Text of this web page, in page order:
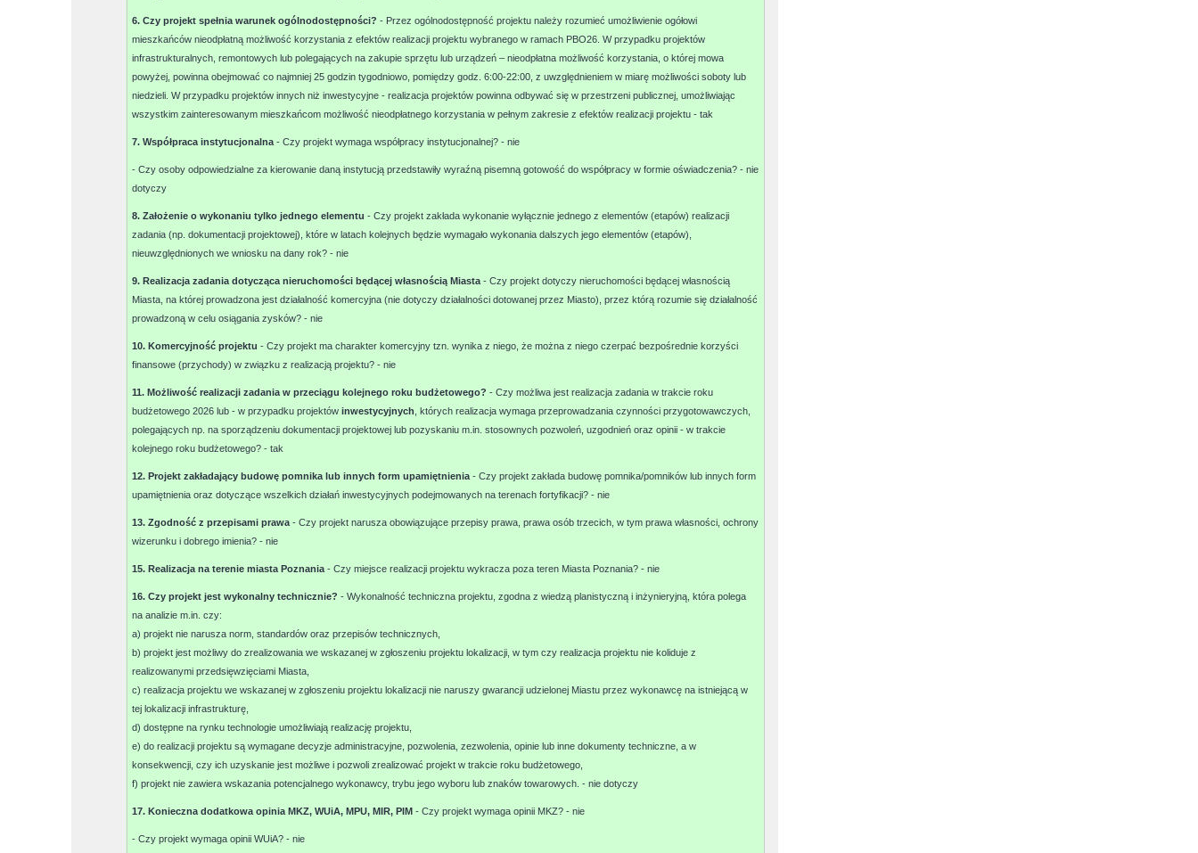
6. Czy projekt spełnia warunek ogólnodostępności?- Przez ogólnodostępność projektu należy rozumieć umożliwienie ogółowi
mieszkańców nieodpłatną możliwość korzystania z efektów realizacji projektu wybranego w ramach PBO26. W przypadku projektów
infrastrukturalnych, remontowych lub polegających na zakupie sprzętu lub urządzeń – nieodpłatna możliwość korzystania, o której mowa
powyżej, powinna obejmować co najmniej 25 godzin tygodniowo, pomiędzy godz. 6:00-22:00, z uwzględnieniem w miarę możliwości soboty lub
niedzieli. W przypadku projektów innych niż inwestycyjne - realizacja projektów powinna odbywać się w przestrzeni publicznej, umożliwiając
wszystkim zainteresowanym mieszkańcom możliwość nieodpłatnego korzystania w pełnym zakresie z efektów realizacji projektu -tak
7. Współpraca instytucjonalna- Czy projekt wymaga współpracy instytucjonalnej? -nie
- Czy osoby odpowiedzialne za kierowanie daną instytucją przedstawiły wyraźną pisemną gotowość do współpracy w formie oświadczenia? -nie
dotyczy
8. Założenie o wykonaniu tylko jednego elementu- Czy projekt zakłada wykonanie wyłącznie jednego z elementów (etapów) realizacji
zadania (np. dokumentacji projektowej), które w latach kolejnych będzie wymagało wykonania dalszych jego elementów (etapów),
nieuwzględnionych we wniosku na dany rok? -nie
9. Realizacja zadania dotycząca nieruchomości będącej własnością Miasta- Czy projekt dotyczy nieruchomości będącej własnością
Miasta, na której prowadzona jest działalność komercyjna (nie dotyczy działalności dotowanej przez Miasto), przez którą rozumie się działalność
prowadzoną w celu osiągania zysków? -nie
10. Komercyjność projektu- Czy projekt ma charakter komercyjny tzn. wynika z niego, że można z niego czerpać bezpośrednie korzyści
finansowe (przychody) w związku z realizacją projektu? -nie
11. Możliwość realizacji zadania w przeciągu kolejnego roku budżetowego?- Czy możliwa jest realizacja zadania w trakcie roku
budżetowego 2026 lub - w przypadku projektówinwestycyjnych , których realizacja wymaga przeprowadzania czynności przygotowawczych,
polegających np. na sporządzeniu dokumentacji projektowej lub pozyskaniu m.in. stosownych pozwoleń, uzgodnień oraz opinii - w trakcie
kolejnego roku budżetowego? -tak
12. Projekt zakładający budowę pomnika lub innych form upamiętnienia- Czy projekt zakłada budowę pomnika/pomników lub innych form
upamiętnienia oraz dotyczące wszelkich działań inwestycyjnych podejmowanych na terenach fortyfikacji? -nie
13. Zgodność z przepisami prawa- Czy projekt narusza obowiązujące przepisy prawa, prawa osób trzecich, w tym prawa własności, ochrony
wizerunku i dobrego imienia? -nie
15. Realizacja na terenie miasta Poznania- Czy miejsce realizacji projektu wykracza poza teren Miasta Poznania? -nie
16. Czy projekt jest wykonalny technicznie?- Wykonalność techniczna projektu, zgodna z wiedzą planistyczną i inżynieryjną, która polega
na analizie m.in. czy:
a) projekt nie narusza norm, standardów oraz przepisów technicznych,
b) projekt jest możliwy do zrealizowania we wskazanej w zgłoszeniu projektu lokalizacji, w tym czy realizacja projektu nie koliduje z
realizowanymi przedsięwzięciami Miasta,
c) realizacja projektu we wskazanej w zgłoszeniu projektu lokalizacji nie naruszy gwarancji udzielonej Miastu przez wykonawcę na istniejącą w
tej lokalizacji infrastrukturę,
d) dostępne na rynku technologie umożliwiają realizację projektu,
e) do realizacji projektu są wymagane decyzje administracyjne, pozwolenia, zezwolenia, opinie lub inne dokumenty techniczne, a w
konsekwencji, czy ich uzyskanie jest możliwe i pozwoli zrealizować projekt w trakcie roku budżetowego,
f) projekt nie zawiera wskazania potencjalnego wykonawcy, trybu jego wyboru lub znaków towarowych. -nie dotyczy
17. Konieczna dodatkowa opinia MKZ, WUiA, MPU, MIR, PIM- Czy projekt wymaga opinii MKZ? -nie
- Czy projekt wymaga opinii WUiA? -nie